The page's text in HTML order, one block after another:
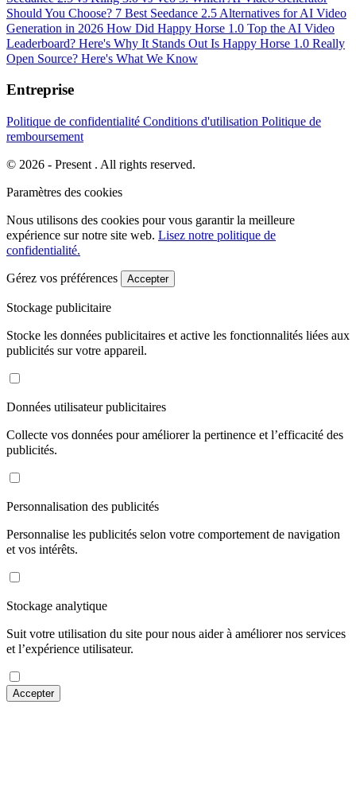
Should You Choose? 7 Best Seedance 2.5 Alternatives for AI Video
Generation in 2026 How Did Happy Horse 1.0 Top the AI Video
Leaderboard? Here's Why It Stands Out Is Happy Horse 1.0 Really
Open Source? Here's What We Know
Entreprise
Politique de confidentialité Conditions d'utilisation Politique de
remboursement
© 2026 - Present . All rights reserved.
Paramètres des cookies
Nous utilisons des cookies pour vous garantir la meilleure
expérience sur notre site web. Lisez notre politique de
confidentialité.
Gérez vos préférences Accepter
Stockage publicitaire
Stocke les données publicitaires et active les fonctionnalités liées aux
publicités sur votre appareil.
Données utilisateur publicitaires
Collecte vos données pour améliorer la pertinence et l’efficacité des
publicités.
Personnalisation des publicités
Personnalise les publicités selon votre comportement de navigation
et vos intérêts.
Stockage analytique
Suit votre utilisation du site pour nous aider à améliorer nos services
et l’expérience utilisateur.
Accepter